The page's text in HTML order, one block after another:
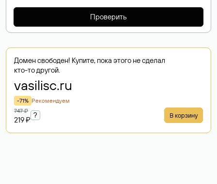
Проверить
Домен свободен! Купите, пока этого не сделал
кто-то другой.
vasilisc.ru
-71% Рекомендуем
747 ₽
219 ₽
? В корзину